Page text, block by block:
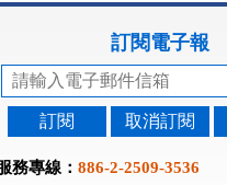
訂閱電子報
訂閱 取消訂閱
務專線： 886-2-2509-3536